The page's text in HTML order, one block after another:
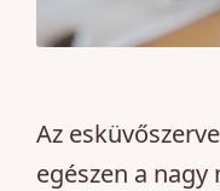
Az
egészen a nagy